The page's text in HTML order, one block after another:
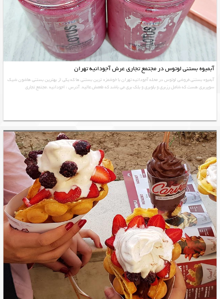
آبمیوه بستنی لوتوس در مجتمع تجاری عرش آجودانیه تهران
آبمیوه بستنی فروشی لوتوس در محله آجودانیه تهران با خوشمزه ترین بستنی ها که یکی از بهترین بستنی هاشون شیک
سوپربری هست که شامل رزبری و بلوبری و بلک بری می باشد که طعمش عالیه. آدرس : اجودانیه .مجتمع تجاری